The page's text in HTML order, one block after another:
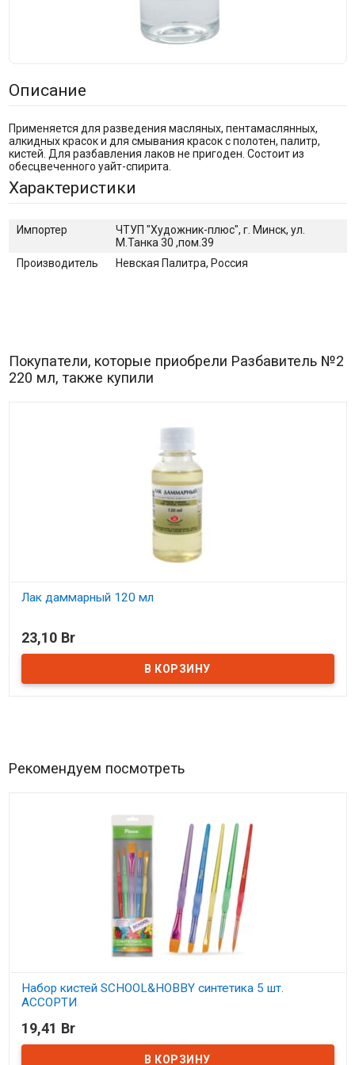
Описание
Применяется для разведения масляных, пентамаслянных,
алкидных красок и для смывания красок с полотен, палитр,
кистей. Для разбавления лаков не пригоден. Состоит из
обесцвеченного уайт-спирита.
Характеристики
Импортер
ЧТУП "Художник-плюс", г. Минск, ул.
М.Танка 30 ,пом.39
Производитель
Невская Палитра, Россия
Покупатели, которые приобрели Разбавитель №2
220 мл, также купили
Лак даммарный 120 мл
23,10 Br
Рекомендуем посмотреть
Набор кистей SCHOOL&HOBBY синтетика 5 шт.
АССОРТИ
В наличии
19,41 Br